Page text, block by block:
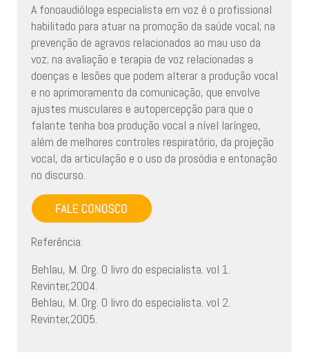
A fonoaudióloga especialista em voz é o profissional
habilitado para atuar na promoção da saúde vocal; na
prevenção de agravos relacionados ao mau uso da
voz; na avaliação e terapia de voz relacionadas a
doenças e lesões que podem alterar a produção vocal
e no aprimoramento da comunicação, que envolve
ajustes musculares e autopercepção para que o
falante tenha boa produção vocal a nível laríngeo,
além de melhores controles respiratório, da projeção
vocal, da articulação e o uso da prosódia e entonação
no discurso.
Referência:
Behlau, M. Org. O livro do especialista. vol 1.
Revinter,2004.
Behlau, M. Org. O livro do especialista. vol 2.
Revinter,2005.